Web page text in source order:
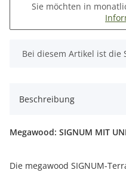
Sie möchten in
x
Bei diesem Artikel ist die
Beschreibung
Megawood: SIGNUM MIT
Die megawood SIGNUM-